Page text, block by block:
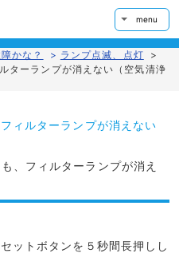
menu
かな？ > ランプ点滅、点灯
>
ターランプが消えない（空気清浄
ィルターランプが消えない
、フィルターランプが消え
ットボタンを５秒間長押しし